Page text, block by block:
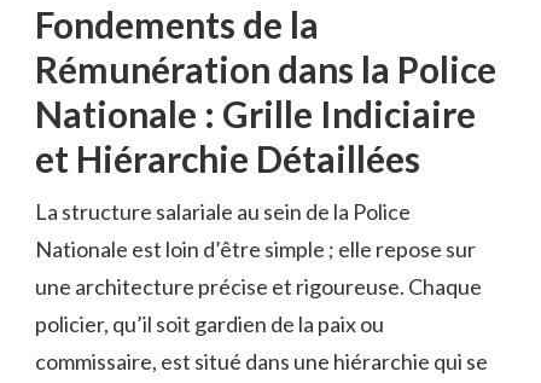
Fondements de la
Rémunération dans la Police
Nationale : Grille Indiciaire
et Hiérarchie Détaillées
La structure salariale au sein de la Police
Nationale est loin d’être simple ; elle repose sur
une architecture précise et rigoureuse. Chaque
policier, qu’il soit gardien de la paix ou
commissaire, est situé dans une hiérarchie qui se